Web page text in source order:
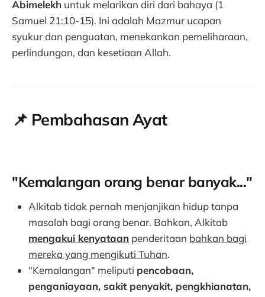
Abimelekh untuk melarikan diri dari bahaya (1
Samuel 21:10-15). Ini adalah Mazmur ucapan
syukur dan penguatan, menekankan pemeliharaan,
perlindungan, dan kesetiaan Allah.
📌 Pembahasan Ayat
"Kemalangan orang benar banyak..."
Alkitab tidak pernah menjanjikan hidup tanpa
masalah bagi orang benar. Bahkan, Alkitab
mengakui kenyataan penderitaan bahkan bagi
mereka yang mengikuti Tuhan.
"Kemalangan" meliputi pencobaan,
penganiayaan, sakit penyakit, pengkhianatan,